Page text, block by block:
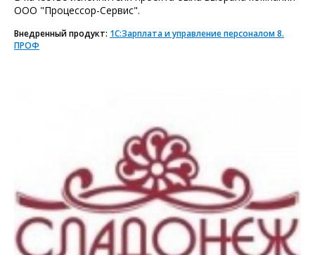
ООО "Процессор-Сервис".
Внедренный продукт: 1С:Зарплата и управление персоналом 8.
ПРОФ